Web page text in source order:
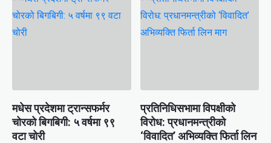
मधेस प्रदेशमा ट्रान्सफर्मर
चोरको बिगबिगी: ५ वर्षमा ९९
वटा चोरी
प्रतिनिधिसभामा विपक्षीको
विरोध: प्रधानमन्त्रीको
‘विवादित’ अभिव्यक्ति फिर्ता लिन